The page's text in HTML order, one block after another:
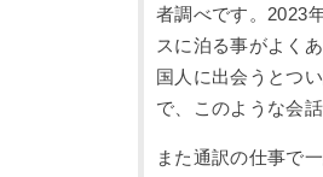
者調べです。2023
スに泊る事がよく
国人に出会うとつ
で、このような会
また通訳の仕事で